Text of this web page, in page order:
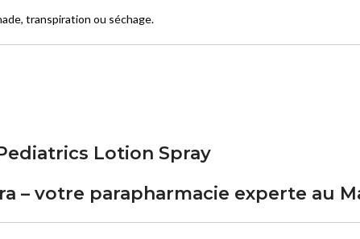
transpiration ou séchage.
Lotion Spray
– votre parapharmacie experte au